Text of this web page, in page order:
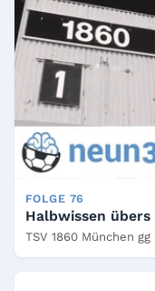
FOLGE 76
Halbwissen
TSV 1860 München